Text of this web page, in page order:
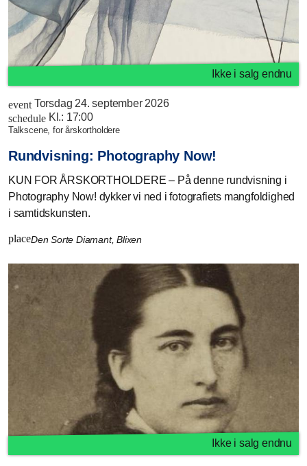
Ikke i salg endnu
event Torsdag 24. september 2026
schedule Kl.: 17:00
talkscene, for årskortholdere
Rundvisning: Photography Now!
KUN FOR ÅRSKORTHOLDERE – På denne rundvisning i
Photography Now! dykker vi ned i fotografiets mangfoldighed
i samtidskunsten.
placeDen Sorte Diamant, Blixen
Ikke i salg endnu